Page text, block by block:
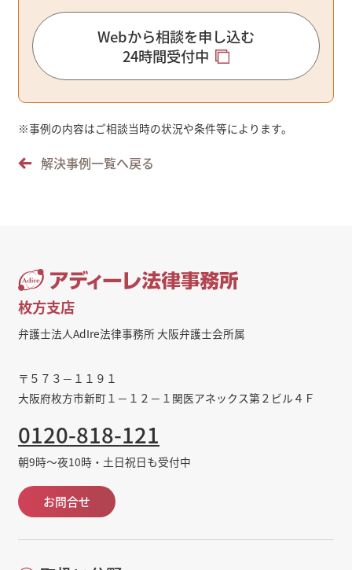
Webから相談を申し込む
24時間受付中
※事例の内容はご相談当時の状況や条件等によります。
解決事例一覧へ戻る
枚方支店
弁護士法人AdIre法律事務所 大阪弁護士会所属
〒５７３－１１９１
大阪府枚方市新町１－１２－１関医アネックス第２ビル４Ｆ
0120-818-121
朝9時～夜10時・土日祝日も受付中
お問合せ